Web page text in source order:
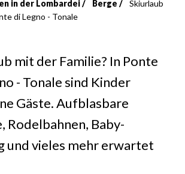
in der Lombardei Berge
Skiurlaub
di Legno - Tonale
mit der Familie? In Ponte
- Tonale sind Kinder
Gäste. Aufblasbare
Rodelbahnen, Baby-
und vieles mehr erwartet